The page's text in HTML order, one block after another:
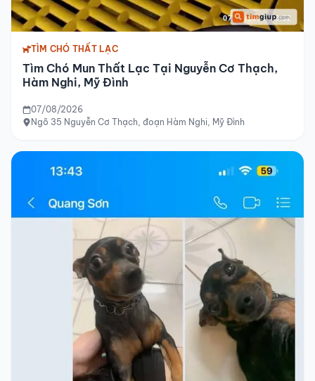
TÌM CHÓ THẤT LẠC
Tìm Chó Mun Thất Lạc Tại Nguyễn Cơ Thạch,
Hàm Nghi, Mỹ Đình
07/08/2026
Ngõ 35 Nguyễn Cơ Thạch, đoạn Hàm Nghi, Mỹ Đình